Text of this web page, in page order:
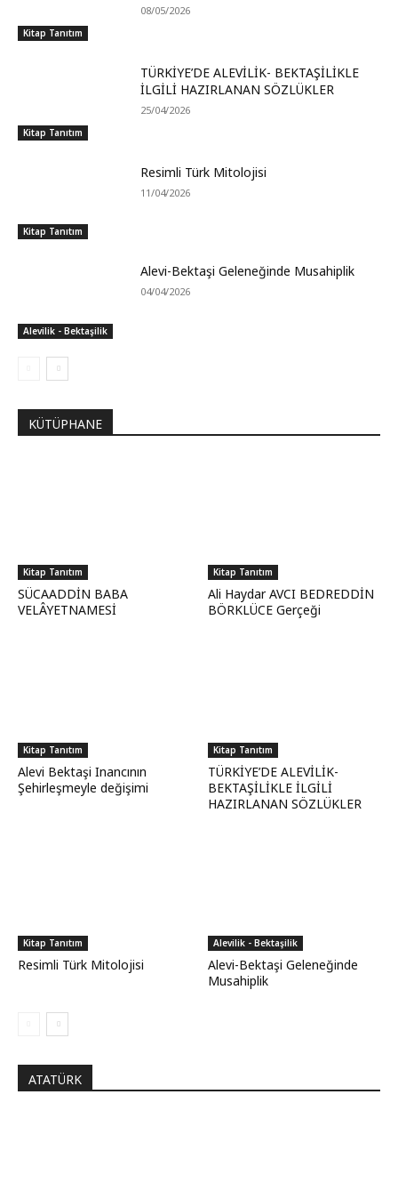
Kitap Tanıtım
08/05/2026
Kitap Tanıtım
TÜRKİYE’DE ALEVİLİK- BEKTAŞİLİKLE
İLGİLİ HAZIRLANAN SÖZLÜKLER
25/04/2026
Kitap Tanıtım
Resimli Türk Mitolojisi
11/04/2026
Alevilik - Bektaşilik
Alevi-Bektaşi Geleneğinde Musahiplik
04/04/2026
KÜTÜPHANE
Kitap Tanıtım
SÜCAADDİN BABA
VELÂYETNAMESİ
Kitap Tanıtım
Ali Haydar AVCI BEDREDDİN
BÖRKLÜCE Gerçeği
Kitap Tanıtım
Alevi Bektaşi Inancının
Şehirleşmeyle değişimi
Kitap Tanıtım
TÜRKİYE’DE ALEVİLİK-
BEKTAŞİLİKLE İLGİLİ
HAZIRLANAN SÖZLÜKLER
Kitap Tanıtım
Resimli Türk Mitolojisi
Alevilik - Bektaşilik
Alevi-Bektaşi Geleneğinde
Musahiplik
ATATÜRK